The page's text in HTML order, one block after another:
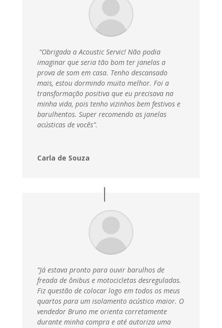
“Obrigada a Acoustic Servic! Não podia
imaginar que seria tão bom ter janelas a
prova de som em casa. Tenho descansado
mais, estou dormindo muito melhor. Foi a
transformação positiva que eu precisava na
minha vida, pois tenho vizinhos bem festivos e
barulhentos. Super recomendo as janelas
acústicas de vocês”.
Carla de Souza
“Já estava pronto para ouvir barulhos de
freada de ônibus e motocicletas desreguladas.
Fiz questão de colocar logo em todos os meus
quartos para um isolamento acústico maior. O
vendedor Bruno me orienta corretamente
durante minha compra e até autoriza uma